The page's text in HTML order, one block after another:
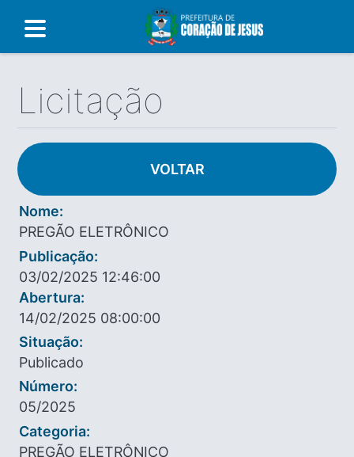
Licitação
VOLTAR
Nome:
PREGÃO ELETRÔNICO
Publicação:
03/02/2025 12:46:00
Abertura:
14/02/2025 08:00:00
Situação:
Publicado
Número:
05/2025
Categoria:
PREGÃO ELETRÔNICO